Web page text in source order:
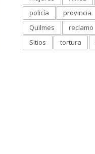
policía
provincia
Quilmes
reclamo
Sitios
tortura